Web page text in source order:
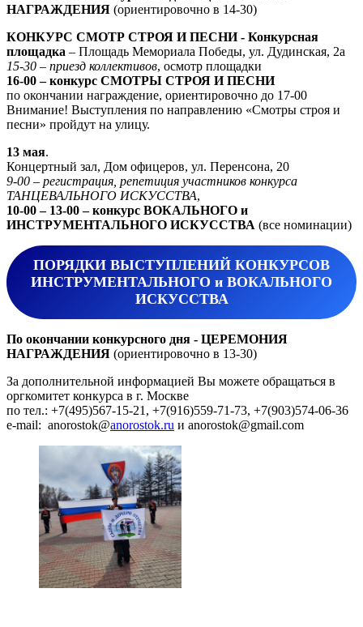
НАГРАЖДЕНИЯ (ориентировочно в 14-30)
КОНКУРС СМОТР СТРОЯ И ПЕСНИ - Конкурсная
площадка – Площадь Мемориала Победы, ул. Дудинская, 2а
15-30 – приезд коллективов, осмотр площадки
16-00 – конкурс СМОТРЫ СТРОЯ И ПЕСНИ
по окончании награждение, ориентировочно до 17-00
Внимание! Выступления по направлению «Смотры строя и
песни» пройдут на улицу.
13 мая.
Концертный зал, Дом офицеров, ул. Перенсона, 20
9-00 – регистрация, репетиция участников конкурса
ТАНЦЕВАЛЬНОГО ИСКУССТВА,
10-00 – 13-00 – конкурс ВОКАЛЬНОГО и
ИНСТРУМЕНТАЛЬНОГО ИСКУССТВА (все номинации)
ПОРЯДКИ ВЫСТУПЛЕНИЙ КОНКУРСОВ
ИНСТРУМЕНТАЛЬНОГО и ВОКАЛЬНОГО
ИСКУССТВА
По окончании конкурсного дня - ЦЕРЕМОНИЯ
НАГРАЖДЕНИЯ (ориентировочно в 13-30)
За дополнительной информацией Вы можете обращаться в
оргкомитет конкурса в г. Москве
по тел.: +7(495)567-15-21, +7(916)559-71-73, +7(903)574-06-36
e-mail: anorostok@anorostok.ru и anorostok@gmail.com